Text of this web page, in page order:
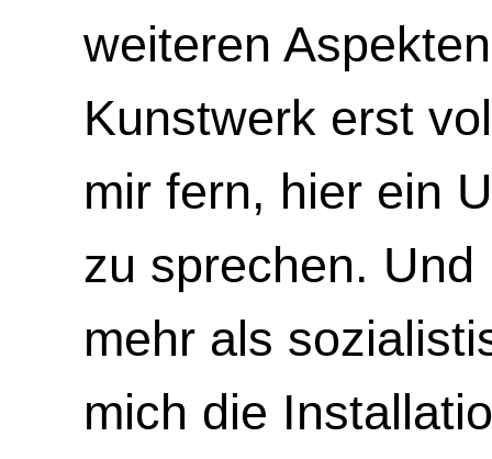
weiteren
Kunstwerk erst
mir fern, hier ein
zu sprechen.
mehr als
mich die